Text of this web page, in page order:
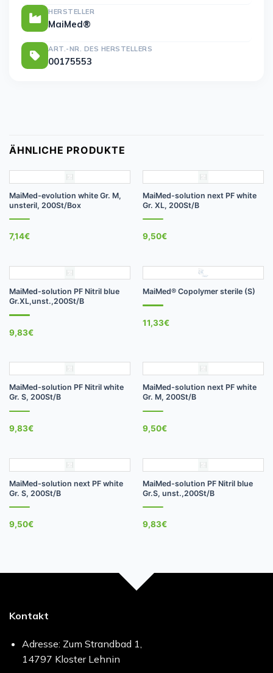
HERSTELLER
MaiMed®
ART.-NR. DES HERSTELLERS
00175553
ÄHNLICHE PRODUKTE
MaiMed-evolution white Gr. M,
unsteril, 200St/Box
7,14€
MaiMed-solution next PF white
Gr. XL, 200St/B
9,50€
MaiMed-solution PF Nitril blue
Gr.XL,unst.,200St/B
9,83€
MaiMed® Copolymer sterile (S)
11,33€
MaiMed-solution PF Nitril white
Gr. S, 200St/B
9,83€
MaiMed-solution next PF white
Gr. M, 200St/B
9,50€
MaiMed-solution next PF white
Gr. S, 200St/B
9,50€
MaiMed-solution PF Nitril blue
Gr.S, unst.,200St/B
9,83€
Kontakt
Adresse: Zum Strandbad 1,
14797 Kloster Lehnin